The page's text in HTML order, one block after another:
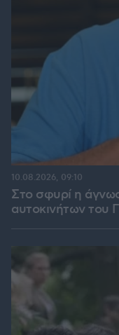
Στο σφυρί η
αυτοκινήτων του
10.08.2026, 09:10